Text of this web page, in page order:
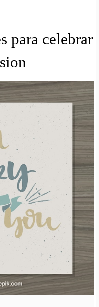
para celebrar